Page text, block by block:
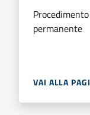
permanente
VAI ALLA